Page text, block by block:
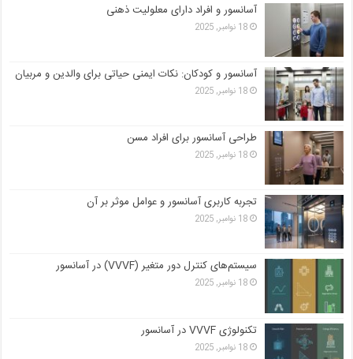
آسانسور و افراد دارای معلولیت ذهنی
18 نوامبر, 2025
آسانسور و کودکان: نکات ایمنی حیاتی برای والدین و مربیان
18 نوامبر, 2025
طراحی آسانسور برای افراد مسن
18 نوامبر, 2025
تجربه کاربری آسانسور و عوامل موثر بر آن
18 نوامبر, 2025
سیستم‌های کنترل دور متغیر (VVVF) در آسانسور
18 نوامبر, 2025
تکنولوژی VVVF در آسانسور
18 نوامبر, 2025